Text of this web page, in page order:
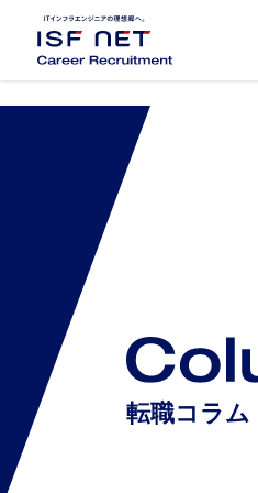
プロジェ
Special
転職コラム